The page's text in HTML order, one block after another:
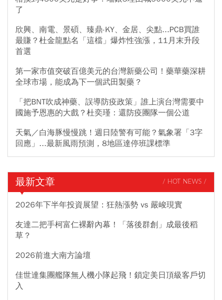
了
欣興、南電、景碩、臻鼎-KY、金居、尖點...PCB買誰
最賺？杜金龍點名「這檔」爆炸性強漲，11月末升段
首選
第一家市值突破百億美元的台灣新藥公司！藥華藥深耕
全球市場，能成為下一個武田製藥？
「把BNT吹成神藥、誤導防疫政策」誰上演台灣需要中
國施予恩惠的大戲？杜奕瑾：還防疫團隊一個公道
天氣／白海豚慢慢跳！週日陸警有可能？氣象署「3字
回應」...最新風雨預測，8地區達停班課標準
最新文章 / HOT NEWS /
2026年下半年投資展望：狂熱漲勢 vs 嚴峻現實
友達二把手柯富仁裸辭內幕！「落後群創」成最後稻
草？
2026前進大南方論壇
佳世達集團艦隊無人機小隊起飛！鎖定美日頂級客戶切
入